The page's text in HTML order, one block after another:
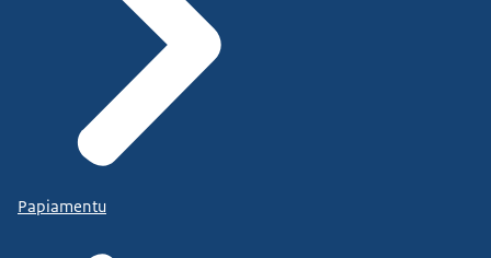
Papiamentu